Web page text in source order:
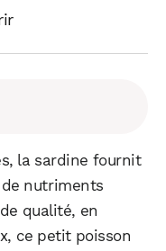
la sardine fournit
nutriments
qualité, en
ce petit poisson